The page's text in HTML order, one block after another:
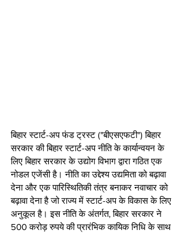
बिहार स्टार्ट-अप फंड ट्रस्ट ("बीएसएफटी") बिहार
सरकार की बिहार स्टार्ट-अप नीति के कार्यान्वयन के
लिए बिहार सरकार के उद्योग विभाग द्वारा गठित एक
नोडल एजेंसी है। नीति का उद्देश्य उद्यमिता को बढ़ावा
देना और एक पारिस्थितिकी तंत्र बनाकर नवाचार को
बढ़ावा देना है जो राज्य में स्टार्ट-अप के विकास के लिए
अनुकूल है। इस नीति के अंतर्गत, बिहार सरकार ने
500 करोड़ रुपये की प्रारंभिक कायिक निधि के साथ